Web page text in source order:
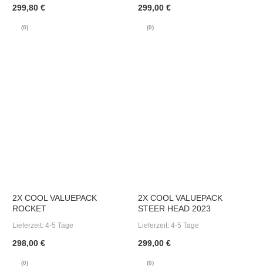
299,80 €
(0)
299,00 €
(0)
2X COOL VALUEPACK
ROCKET
Lieferzeit: 4-5 Tage
298,00 €
(0)
2X COOL VALUEPACK
STEER HEAD 2023
Lieferzeit: 4-5 Tage
299,00 €
(0)